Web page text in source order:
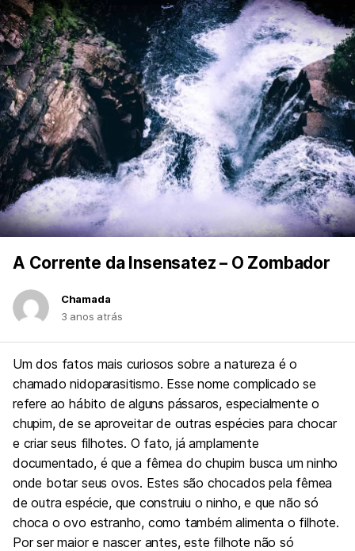
A Corrente da Insensatez – O Zombador
Chamada
3 anos atrás
Um dos fatos mais curiosos sobre a natureza é o
chamado nidoparasitismo. Esse nome complicado se
refere ao hábito de alguns pássaros, especialmente o
chupim, de se aproveitar de outras espécies para chocar
e criar seus filhotes. O fato, já amplamente
documentado, é que a fêmea do chupim busca um ninho
onde botar seus ovos. Estes são chocados pela fêmea
de outra espécie, que construiu o ninho, e que não só
choca o ovo estranho, como também alimenta o filhote.
Por ser maior e nascer antes, este filhote não só